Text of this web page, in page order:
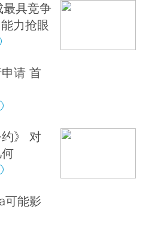
最具竞争
力抢眼
请 首
》 对
可能影